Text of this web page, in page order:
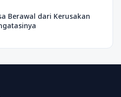
Berawal dari Kerusakan